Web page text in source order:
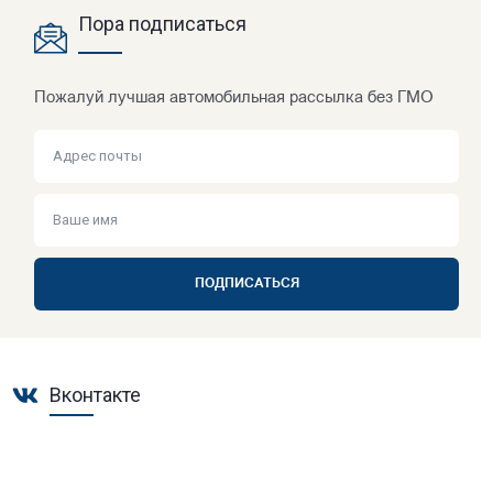
Пора подписаться
Пожалуй лучшая автомобильная рассылка без ГМО
ПОДПИСАТЬСЯ
Вконтакте